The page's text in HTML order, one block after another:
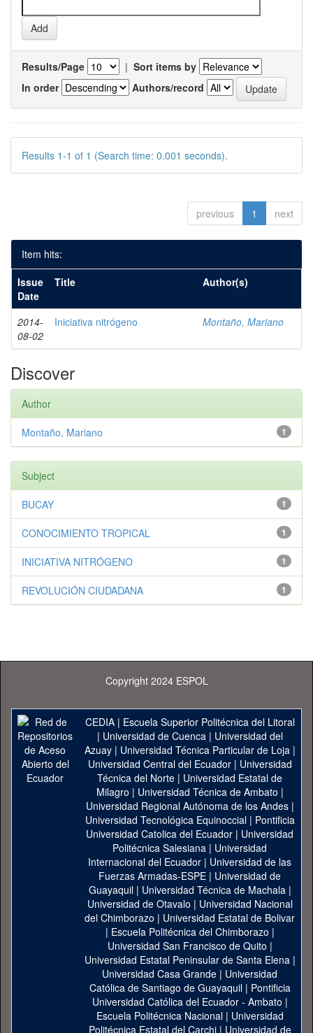
Results/Page | Sort items by
In order
Authors/record
Results 1-1 of 1 (Search time: 0.001 seconds).
previous 1 next
Item hits:
Issue
Date
Title Author(s)
2014-
08-02
Iniciativa nitrógeno Montaño, Mariano
Discover
Author
1
Montaño, Mariano
Subject
1
BUCAY
1
CONOCIMIENTO TROPICAL
1
INICIATIVA NITRÓGENO
1
REVOLUCIÓN CIUDADANA
Copyright 2024 ESPOL
CEDIA| Escuela Superior Politécnica del Litoral
| Universidad de Cuenca| Universidad del
Azuay| Universidad Técnica Particular de Loja|
Universidad Central del Ecuador| Universidad
Técnica del Norte | Universidad Estatal de
Milagro | Universidad Técnica de Ambato |
Universidad Regional Autónoma de los Andes|
Universidad Tecnológica Equinoccial| Pontificia
Universidad Catolica del Ecuador | Universidad
Politécnica Salesiana | Universidad
Internacional del Ecuador | Universidad de las
Fuerzas Armadas-ESPE | Universidad de
Guayaquil| Universidad Técnica de Machala|
Universidad de Otavalo | Universidad Nacional
del Chimborazo | Universidad Estatal de Bolivar
| Escuela Politécnica del Chimborazo |
Universidad San Francisco de Quito |
Universidad Estatal Peninsular de Santa Elena|
Universidad Casa Grande | Universidad
Católica de Santiago de Guayaquil| Pontificia
Universidad Católica del Ecuador - Ambato |
Escuela Politécnica Nacional| Universidad
Politécnica Estatal del Carchi| Universidad de